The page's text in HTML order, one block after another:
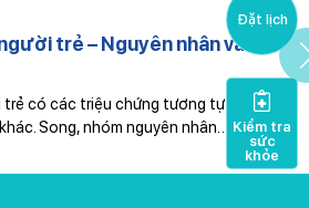
trẻ – Nguyên nhân và
có các triệu chứng tương tự với
Song, nhóm nguyên nhân…
Đặt lịch
Kiểm tra
sức
khỏe